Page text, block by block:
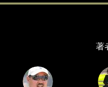
著